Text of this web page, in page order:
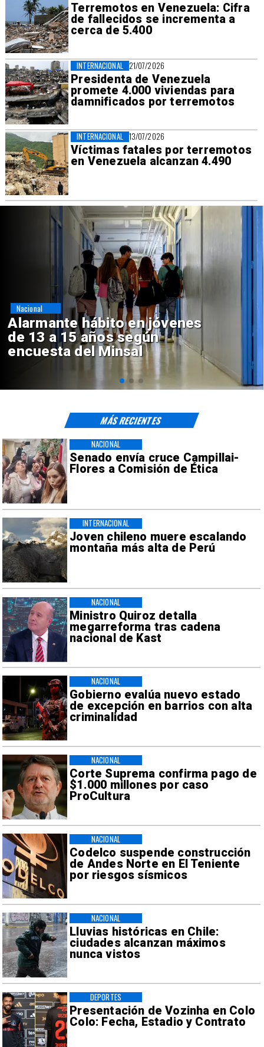
Terremotos en Venezuela: Cifra
de fallecidos se incrementa a
cerca de 5.400
21/07/2026
Presidenta de Venezuela
promete 4.000 viviendas para
damnificados por terremotos
INTERNACIONAL
13/07/2026
Víctimas fatales por terremotos
en Venezuela alcanzan 4.490
INTERNACIONAL
Aprueban creación del Parque
Sebastián Piñera con inversión
de $4 mil millones
Regiones
Senado envía cruce Campillai-
Flores a Comisión de Ética
NACIONAL
Joven chileno muere escalando
montaña más alta de Perú
INTERNACIONAL
Ministro Quiroz detalla
megarreforma tras cadena
nacional de Kast
NACIONAL
Gobierno evalúa nuevo estado
de excepción en barrios con alta
criminalidad
NACIONAL
Corte Suprema confirma pago de
$1.000 millones por caso
ProCultura
NACIONAL
Codelco suspende construcción
de Andes Norte en El Teniente
por riesgos sísmicos
NACIONAL
Lluvias históricas en Chile:
ciudades alcanzan máximos
nunca vistos
NACIONAL
Presentación de Vozinha en Colo
Colo: Fecha, Estadio y Contrato
DEPORTES
MÁS RECIENTES